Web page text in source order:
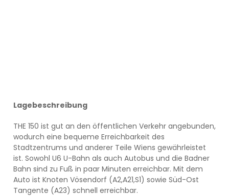
Lagebeschreibung
THE 150 ist gut an den öffentlichen Verkehr angebunden,
wodurch eine bequeme Erreichbarkeit des
Stadtzentrums und anderer Teile Wiens gewährleistet
ist. Sowohl U6 U-Bahn als auch Autobus und die Badner
Bahn sind zu Fuß in paar Minuten erreichbar. Mit dem
Auto ist Knoten Vösendorf (A2,A21,S1) sowie Süd-Ost
Tangente (A23) schnell erreichbar.